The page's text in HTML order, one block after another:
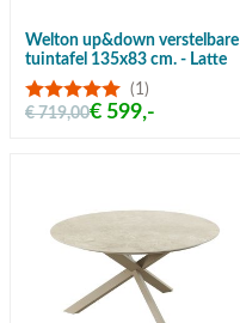
Welton up&down verstelbare
tuintafel 135x83 cm. - Latte
(1)
€ 719,00€ 599,-